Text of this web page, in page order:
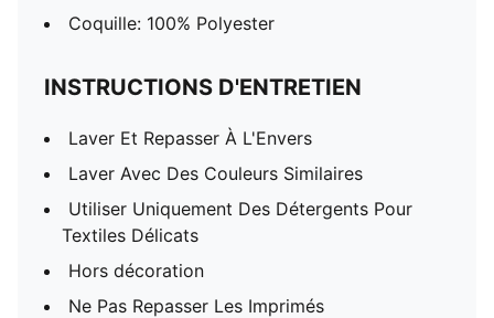
Coquille: 100% Polyester
INSTRUCTIONS D'ENTRETIEN
Laver Et Repasser À L'Envers
Laver Avec Des Couleurs Similaires
Utiliser Uniquement Des Détergents Pour
Textiles Délicats
Hors décoration
Ne Pas Repasser Les Imprimés